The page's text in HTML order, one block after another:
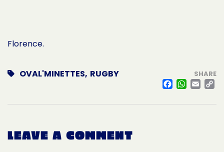
Florence.
OVAL'MINETTES, RUGBY SHARE
LEAVE A COMMENT